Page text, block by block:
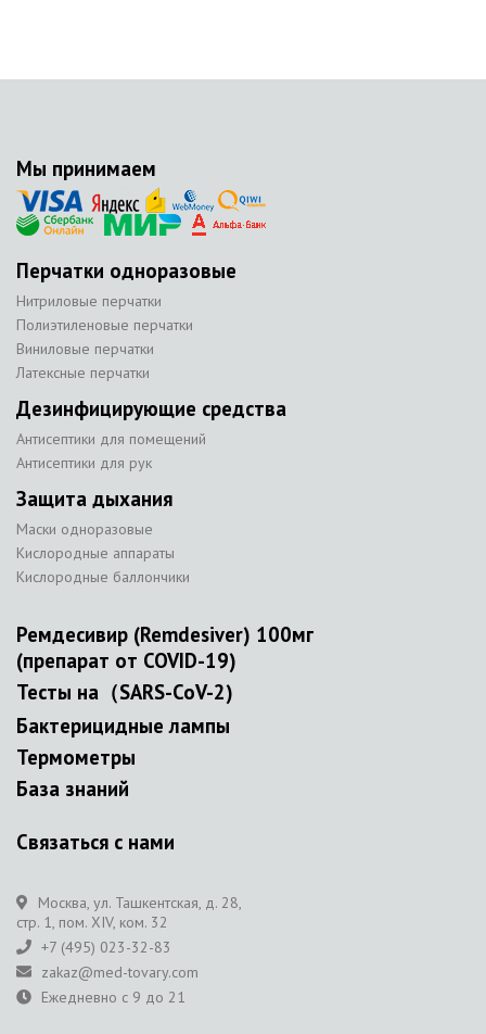
Мы принимаем
Перчатки одноразовые
Нитриловые перчатки
Полиэтиленовые перчатки
Виниловые перчатки
Латексные перчатки
Дезинфицирующие средства
Антисептики для помещений
Антисептики для рук
Защита дыхания
Маски одноразовые
Кислородные аппараты
Кислородные баллончики
Ремдесивир (Remdesiver) 100мг
(препарат от COVID-19)
Тесты на（SARS-CoV-2)
Бактерицидные лампы
Термометры
База знаний
Связаться с нами
Москва, ул. Ташкентская, д. 28,
стр. 1, пом. XIV, ком. 32
+7 (495) 023-32-83
zakaz@med-tovary.com
Ежедневно с 9 до 21